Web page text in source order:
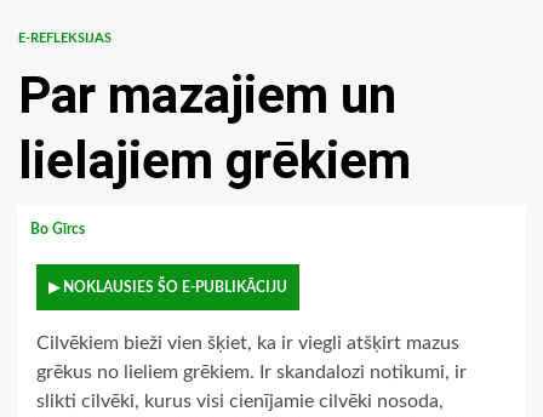
E-REFLEKSIJAS
Par mazajiem un
lielajiem grēkiem
Bo Gīrcs
▶ NOKLAUSIES ŠO E-PUBLIKĀCIJU
Cilvēkiem bieži vien šķiet, ka ir viegli atšķirt mazus
grēkus no lieliem grēkiem. Ir skandalozi notikumi, ir
slikti cilvēki, kurus visi cienījamie cilvēki nosoda,